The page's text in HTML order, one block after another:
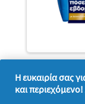
Η ευκαιρία σας
και